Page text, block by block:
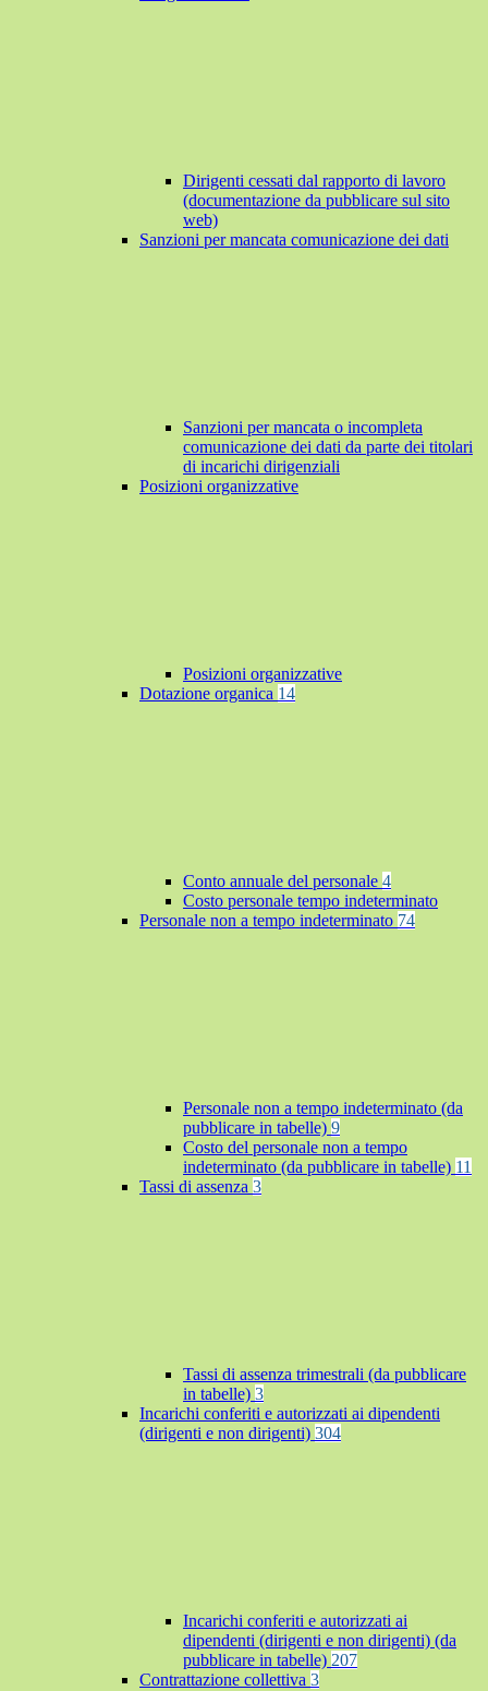
Dirigenti cessati dal rapporto di lavoro
(documentazione da pubblicare sul sito
web)
Sanzioni per mancata comunicazione dei dati
Sanzioni per mancata o incompleta
comunicazione dei dati da parte dei titolari
di incarichi dirigenziali
Posizioni organizzative
Posizioni organizzative
Dotazione organica 14
Conto annuale del personale 4
Costo personale tempo indeterminato
Personale non a tempo indeterminato 74
Personale non a tempo indeterminato (da
pubblicare in tabelle) 9
Costo del personale non a tempo
indeterminato (da pubblicare in tabelle) 11
Tassi di assenza 3
Tassi di assenza trimestrali (da pubblicare
in tabelle) 3
Incarichi conferiti e autorizzati ai dipendenti
(dirigenti e non dirigenti) 304
Incarichi conferiti e autorizzati ai
dipendenti (dirigenti e non dirigenti) (da
pubblicare in tabelle) 207
Contrattazione collettiva 3